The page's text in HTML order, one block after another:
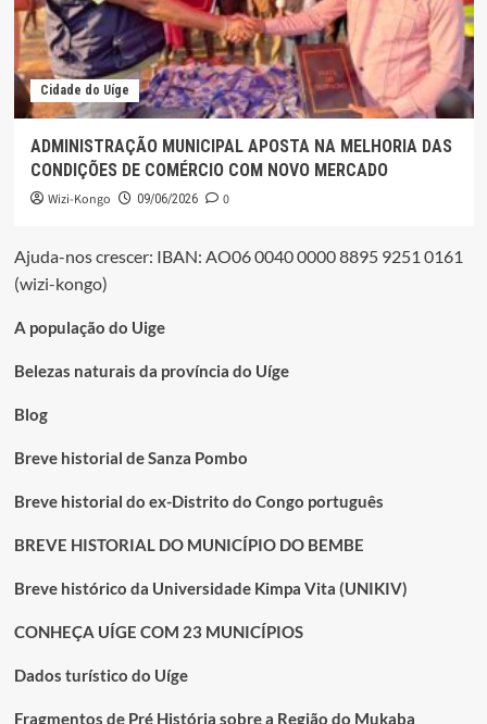
Cidade do Uíge
ADMINISTRAÇÃO MUNICIPAL APOSTA NA MELHORIA DAS
CONDIÇÕES DE COMÉRCIO COM NOVO MERCADO
Wizi-Kongo 09/06/2026 0
Ajuda-nos crescer: IBAN: AO06 0040 0000 8895 9251 0161
(wizi-kongo)
A população do Uige
Belezas naturais da província do Uíge
Blog
Breve historial de Sanza Pombo
Breve historial do ex-Distrito do Congo português
BREVE HISTORIAL DO MUNICÍPIO DO BEMBE
Breve histórico da Universidade Kimpa Vita (UNIKIV)
CONHEÇA UÍGE COM 23 MUNICÍPIOS
Dados turístico do Uíge
Fragmentos de Pré História sobre a Região do Mukaba